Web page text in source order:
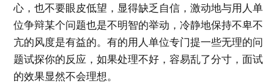
心，也不要眼皮低望，显得缺乏自信，激动地与用人单
位争辩某个问题也是不明智的举动，冷静地保持不卑不
亢的风度是有益的。有的用人单位专门提一些无理的问
题试探你的反应，如果处理不好，容易乱了分寸，面试
的效果显然不会理想。